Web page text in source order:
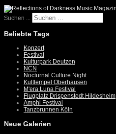
Suchen ...
Beliebte Tags
Konzert
Festival
Kulturpark Deutzen
NCN
Nocturnal Culture Night
Kulttempel Oberhausen
M'era Luna Festival
Flugplatz Drispenstedt Hildesheim
Amphi Festival
Tanzbrunnen Köln
Neue Galerien